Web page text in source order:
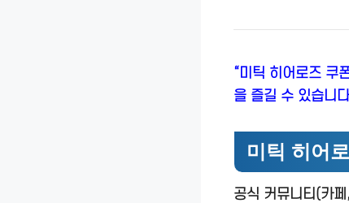
“미틱 히어로즈 쿠
을 즐길 수 있습니
미틱 히어
공식 커뮤니티(카